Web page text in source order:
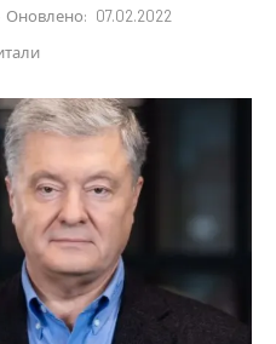
Оновлено: 07.02.2022